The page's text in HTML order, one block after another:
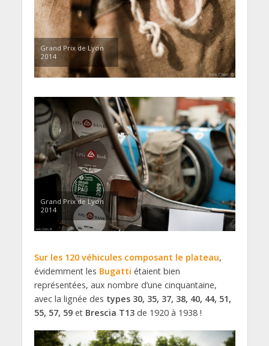
Grand Prix de Lyon
2014
Grand Prix de Lyon
2014
Sur les 120 véhicules composant le plateau,
évidemment les Bugatti étaient bien
représentées, aux nombre d’une cinquantaine,
avec la lignée des types 30, 35, 37, 38, 40, 44, 51,
55, 57, 59et Brescia T13de 1920 à 1938 !